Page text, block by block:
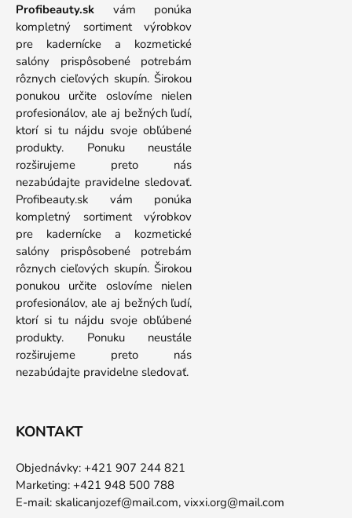
Profibeauty.sk vám ponúka
kompletný sortiment výrobkov
pre kadernícke a kozmetické
salóny prispôsobené potrebám
rôznych cieľových skupín. Širokou
ponukou určite oslovíme nielen
profesionálov, ale aj bežných ľudí,
ktorí si tu nájdu svoje obľúbené
produkty. Ponuku neustále
rozširujeme preto nás
nezabúdajte pravidelne sledovať.
Profibeauty.sk vám ponúka
kompletný sortiment výrobkov
pre kadernícke a kozmetické
salóny prispôsobené potrebám
rôznych cieľových skupín. Širokou
ponukou určite oslovíme nielen
profesionálov, ale aj bežných ľudí,
ktorí si tu nájdu svoje obľúbené
produkty. Ponuku neustále
rozširujeme preto nás
nezabúdajte pravidelne sledovať.
KONTAKT
Objednávky: +421 907 244 821
Marketing: +421 948 500 788
E-mail: skalicanjozef@mail.com, vixxi.org@mail.com